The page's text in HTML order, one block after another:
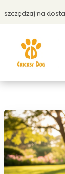
na dostawie